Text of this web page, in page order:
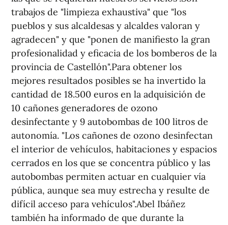
trabajos de "limpieza exhaustiva" que "los
pueblos y sus alcaldesas y alcaldes valoran y
agradecen" y que "ponen de manifiesto la gran
profesionalidad y eficacia de los bomberos de la
provincia de Castellón".Para obtener los
mejores resultados posibles se ha invertido la
cantidad de 18.500 euros en la adquisición de
10 cañones generadores de ozono
desinfectante y 9 autobombas de 100 litros de
autonomía. "Los cañones de ozono desinfectan
el interior de vehículos, habitaciones y espacios
cerrados en los que se concentra público y las
autobombas permiten actuar en cualquier vía
pública, aunque sea muy estrecha y resulte de
difícil acceso para vehículos".Abel Ibáñez
también ha informado de que durante la